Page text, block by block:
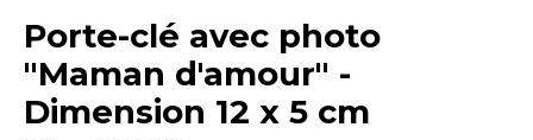
Porte-clé avec photo
"Maman d'amour" -
Dimension 12 x 5 cm